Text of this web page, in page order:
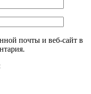
почты и веб-сайт в